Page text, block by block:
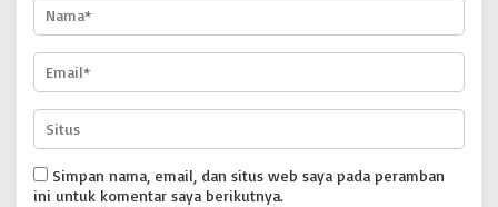
Simpan nama, email, dan situs web saya pada peramban
ini untuk komentar saya berikutnya.